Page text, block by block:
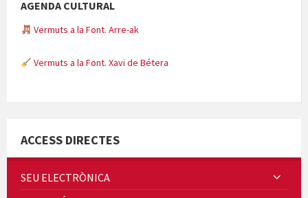
AGENDA CULTURAL
Vermuts a la Font. Arre-ak
Vermuts a la Font. Xavi de Bétera
ACCESS DIRECTES
SEU ELECTRÒNICA